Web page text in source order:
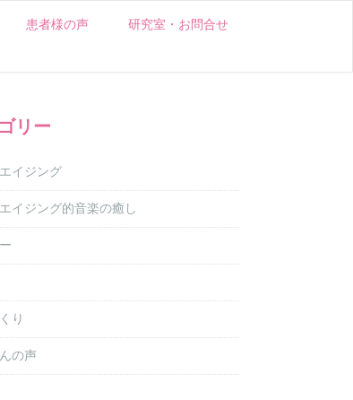
患者様の声 研究室・お問合せ
リー
イジング
イジング的音楽の癒し
り
の声